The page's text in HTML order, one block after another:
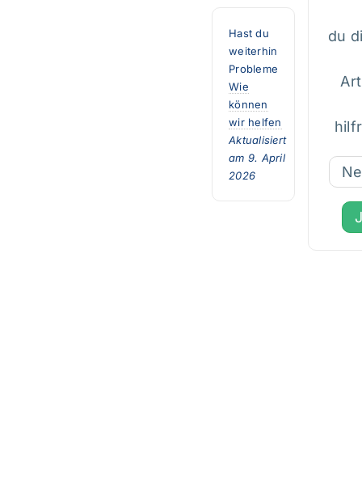
Hast du
weiterhin
Probleme
Wie
können
wir helfen
Aktualisiert
am 9. April
2026
du